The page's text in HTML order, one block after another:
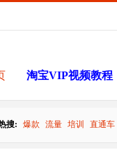
淘宝VIP视频教程
搜: 爆款 流量 培训 直通车